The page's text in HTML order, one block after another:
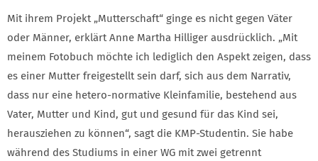
Mit ihrem Projekt „Mutterschaft“ ginge es nicht gegen Väter
oder Männer, erklärt Anne Martha Hilliger ausdrücklich. „Mit
meinem Fotobuch möchte ich lediglich den Aspekt zeigen, dass
es einer Mutter freigestellt sein darf, sich aus dem Narrativ,
dass nur eine hetero-normative Kleinfamilie, bestehend aus
Vater, Mutter und Kind, gut und gesund für das Kind sei,
herausziehen zu können“, sagt die KMP-Studentin. Sie habe
während des Studiums in einer WG mit zwei getrennt